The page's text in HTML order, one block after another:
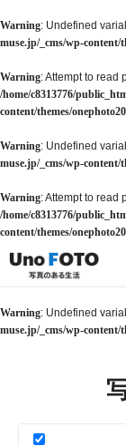
Warning: Undefined
muse.jp/_cms/wp-content/
Warning: Attempt to read
/home/c8313776/
content/themes/
Warning: Undefined
muse.jp/_cms/wp-content/
Warning: Attempt to read
/home/c8313776/
content/themes/
Warning: Undefined
muse.jp/_cms/wp-content/